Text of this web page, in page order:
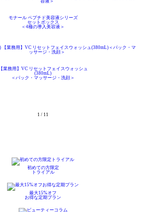
モナール ペプチド美容液シリーズ
セットボックス
＜4種の導入美容液＞
【業務用】VC リセットフェイスウォッシュ
(380mL)
＜パック・マッサージ・洗顔＞
1 / 1 1
初めての方限定
トライアル
最大15%オフ
お得な定期プラン